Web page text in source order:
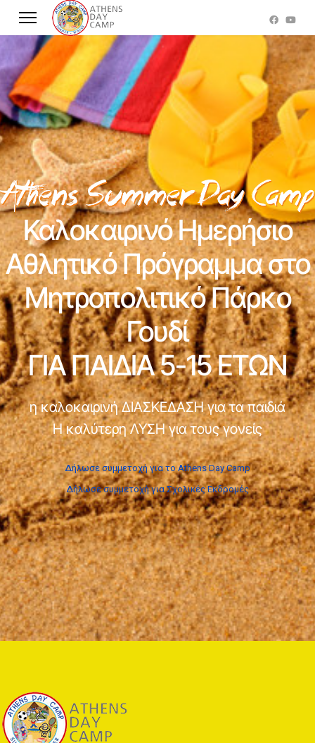
Καλοκαιρινό Ημερήσιο
Αθλητικό Πρόγραμμα στο
Μητροπολιτικό Πάρκο
Γουδί
ΓΙΑ ΠΑΙΔΙΑ 5-15 ΕΤΩΝ
η καλοκαιρινή ΔΙΑΣΚΕΔΑΣΗ για τα παιδιά
Η καλύτερη ΛΥΣΗ για τους γονείς
Δήλωσε συμμετοχή για το Athens Day Camp
Δήλωσε συμμετοχή για Σχολικές Εκδρομές